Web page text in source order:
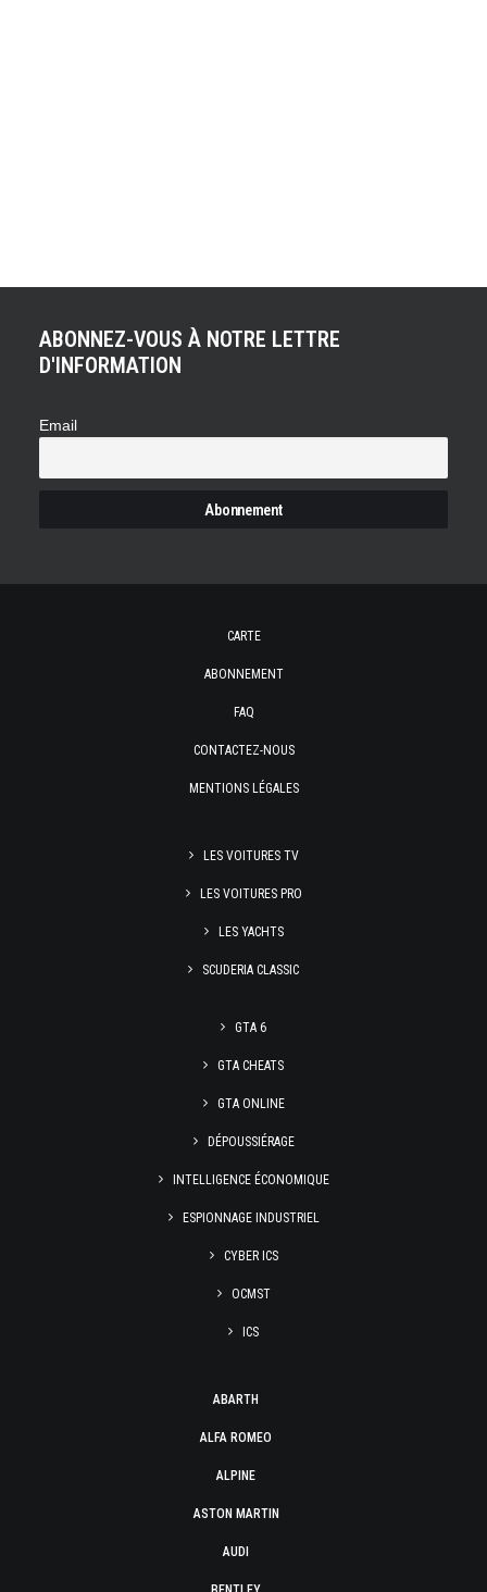
ABONNEZ-VOUS À NOTRE LETTRE
D'INFORMATION
Email
CARTE
ABONNEMENT
FAQ
CONTACTEZ-NOUS
MENTIONS LÉGALES
LES VOITURES TV
LES VOITURES PRO
LES YACHTS
SCUDERIA CLASSIC
GTA 6
GTA CHEATS
GTA ONLINE
DÉPOUSSIÉRAGE
INTELLIGENCE ÉCONOMIQUE
ESPIONNAGE INDUSTRIEL
CYBER ICS
OCMST
ICS
ABARTH
ALFA ROMEO
ALPINE
ASTON MARTIN
AUDI